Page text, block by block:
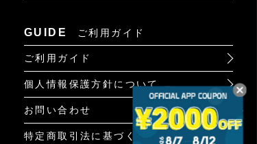
GUIDE ご利用ガイド
ご利用ガイド
個人情報保護方針について
お問い合わせ
特定商取引法に基づく表示